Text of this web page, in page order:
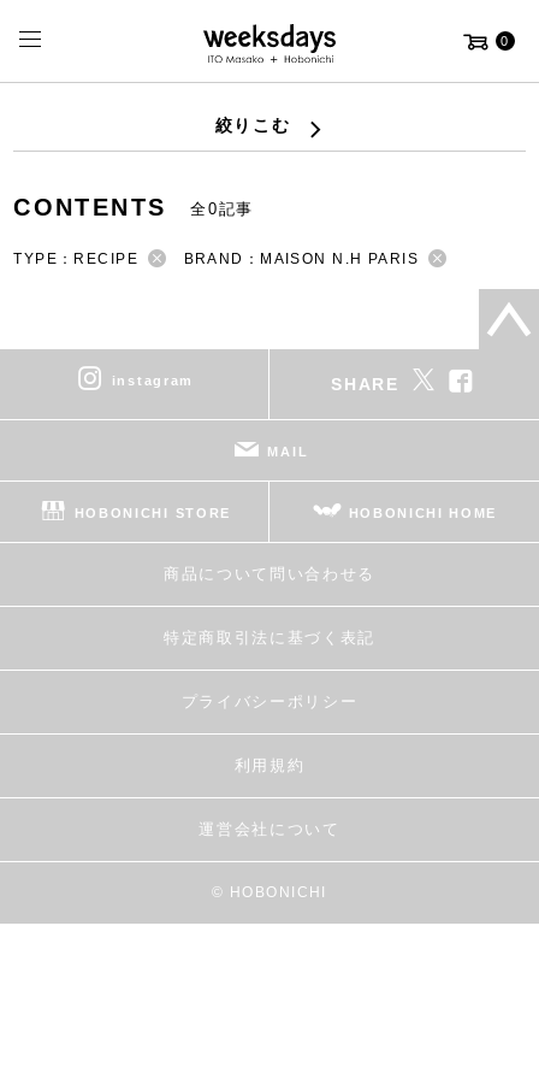
0
絞りこむ
CONTENTS 全0記事
TYPE：RECIPE BRAND：MAISON N.H PARIS
instagram SHARE
MAIL
HOBONICHI STORE HOBONICHI HOME
商品について問い合わせる
特定商取引法に基づく表記
プライバシーポリシー
利用規約
運営会社について
© HOBONICHI